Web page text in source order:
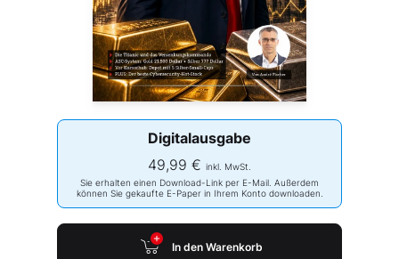
Digitalausgabe
49,99 € inkl. MwSt.
Sie erhalten einen Download-Link per E-Mail. Außerdem
können Sie gekaufte E-Paper in Ihrem Konto downloaden.
In den Warenkorb